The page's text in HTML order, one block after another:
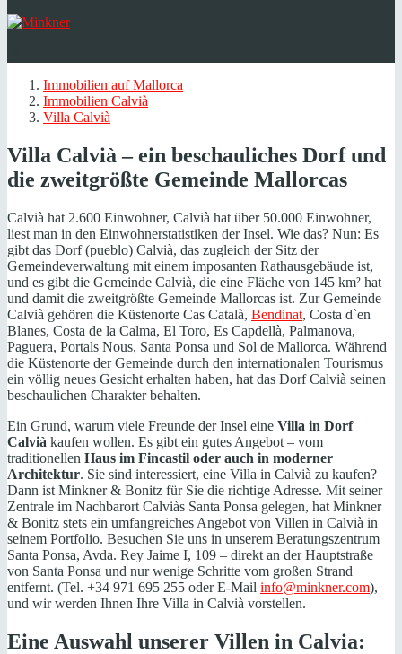
Immobilien auf Mallorca
Immobilien Calvià
Villa Calvià
Villa Calvià – ein beschauliches Dorf und
die zweitgrößte Gemeinde Mallorcas
Calvià hat 2.600 Einwohner, Calvià hat über 50.000 Einwohner,
liest man in den Einwohnerstatistiken der Insel. Wie das? Nun: Es
gibt das Dorf (pueblo) Calvià, das zugleich der Sitz der
Gemeindeverwaltung mit einem imposanten Rathausgebäude ist,
und es gibt die Gemeinde Calvià, die eine Fläche von 145 km² hat
und damit die zweitgrößte Gemeinde Mallorcas ist. Zur Gemeinde
Calvià gehören die Küstenorte Cas Català, Bendinat, Costa d`en
Blanes, Costa de la Calma, El Toro, Es Capdellà, Palmanova,
Paguera, Portals Nous, Santa Ponsa und Sol de Mallorca. Während
die Küstenorte der Gemeinde durch den internationalen Tourismus
ein völlig neues Gesicht erhalten haben, hat das Dorf Calvià seinen
beschaulichen Charakter behalten.
Ein Grund, warum viele Freunde der Insel eine Villa in Dorf
Calvià kaufen wollen. Es gibt ein gutes Angebot – vom
traditionellen Haus im Fincastil oder auch in moderner
Architektur. Sie sind interessiert, eine Villa in Calvià zu kaufen?
Dann ist Minkner & Bonitz für Sie die richtige Adresse. Mit seiner
Zentrale im Nachbarort Calviàs Santa Ponsa gelegen, hat Minkner
& Bonitz stets ein umfangreiches Angebot von Villen in Calvià in
seinem Portfolio. Besuchen Sie uns in unserem Beratungszentrum
Santa Ponsa, Avda. Rey Jaime I, 109 – direkt an der Hauptstraße
von Santa Ponsa und nur wenige Schritte vom großen Strand
entfernt. (Tel. +34 971 695 255 oder E-Mail info@minkner.com),
und wir werden Ihnen Ihre Villa in Calvià vorstellen.
Eine Auswahl unserer Villen in Calvia: